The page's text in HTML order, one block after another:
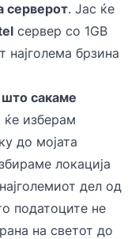
серверот. Јас ќе
сервер со 1GB
најголема брзина
што сакаме
ќе изберам
до мојата
локација
дел од
податоците не
на светот до